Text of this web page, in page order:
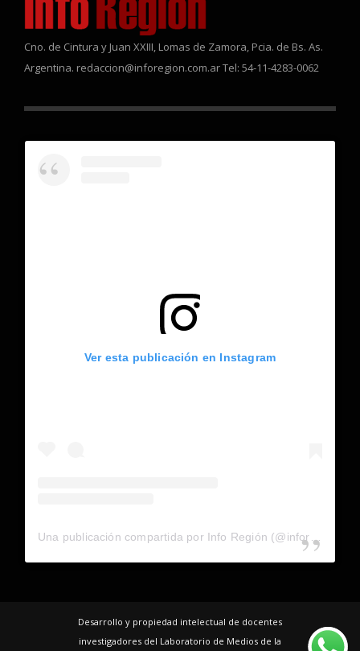
Cno. de Cintura y Juan XXIII, Lomas de Zamora, Pcia. de Bs. As.
Argentina. redaccion@inforegion.com.ar Tel: 54-11-4283-0062
Ver esta publicación en Instagram
Una publicación compartida por Info Región (@inforegion_redes)
Desarrollo y propiedad intelectual de docentes
investigadores del Laboratorio de Medios de la